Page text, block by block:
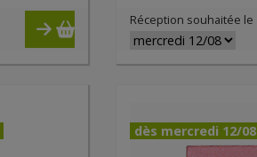
Réception souhaitée le
dès mercredi 12/08